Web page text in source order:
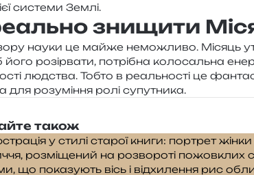
систе­ми Землі.
знищити
науки це майже немо­жли­во. Місяць
його розі­рва­ти, потрі­бна коло­саль­на
люд­ства. Тобто в реаль­но­сті це
для розу­мі­н­ня ролі супутника.
також